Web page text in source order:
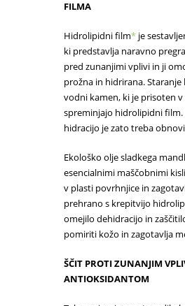
FILMA
Hidrolipidni film*je
ki predstavlja naravno
pred zunanjimi vplivi in ji
prožna in hidrirana. Staranje
vodni kamen, ki je prisoten
spreminjajo hidrolipidni
hidracijo je zato treba
Ekološko olje sladkega
esencialnimi maščobnimi
v plasti povrhnjice in
prehrano s krepitvijo
omejilo dehidracijo in
pomiriti kožo in zagotavlja
ŠČIT PROTI ZUNANJIM
ANTIOKSIDANTOM